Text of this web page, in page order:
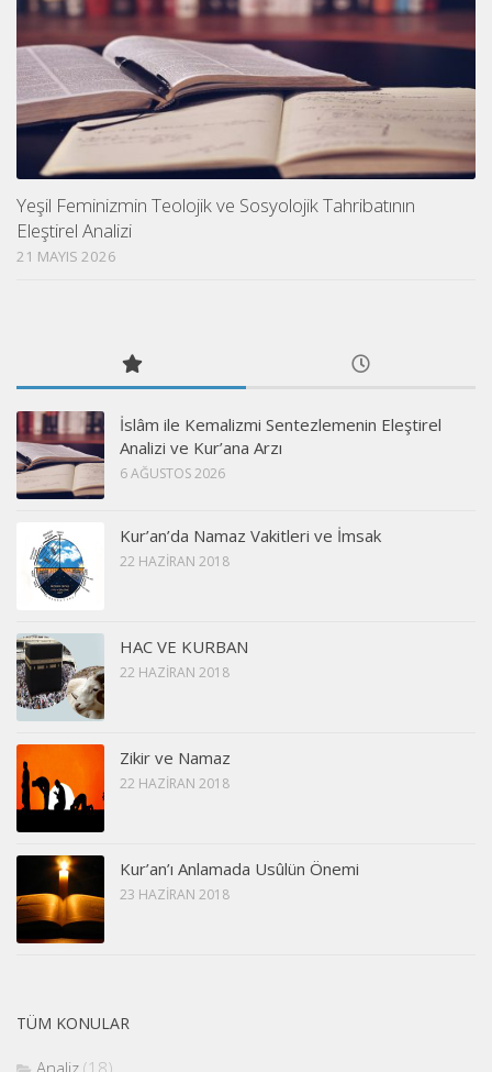
Yeşil Feminizmin Teolojik ve Sosyolojik Tahribatının
Eleştirel Analizi
21 MAYIS 2026
İslâm ile Kemalizmi Sentezlemenin Eleştirel
Analizi ve Kur’ana Arzı
6 AĞUSTOS 2026
Kur’an’da Namaz Vakitleri ve İmsak
22 HAZIRAN 2018
HAC VE KURBAN
22 HAZIRAN 2018
Zikir ve Namaz
22 HAZIRAN 2018
Kur’an’ı Anlamada Usûlün Önemi
23 HAZIRAN 2018
TÜM KONULAR
Analiz (18)